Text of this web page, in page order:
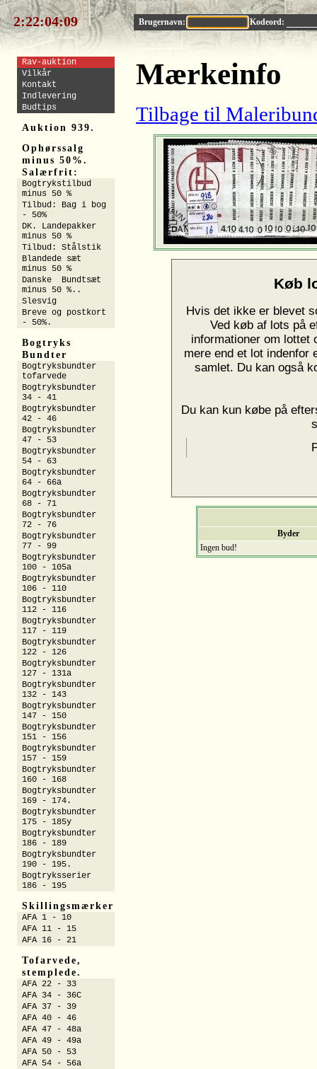
2:22:04:08 Brugernavn: Kodeord:
Mærkeinfo
Tilbage til
Køb
Hvis det ikke er blevet
Ved køb af lots på
informationer om lottet
mere end et lot indenfor
samlet. Du kan også
Du kan kun købe på
Byder
Ingen bud!
Rav-auktion
Vilkår
Kontakt
Indlevering
Budtips
Auktion 939.
Ophørssalg
minus 50%.
Salærfrit:
Bogtrykstilbud
minus 50 %
Tilbud: Bag i bog
- 50%
DK. Landepakker
minus 50 %
Tilbud: Stålstik
Blandede sæt
minus 50 %
Danske Bundtsæt
minus 50 %..
Slesvig
Breve og postkort
- 50%.
Bogtryks
Bundter
Bogtryksbundter
tofarvede
Bogtryksbundter
34 - 41
Bogtryksbundter
42 - 46
Bogtryksbundter
47 - 53
Bogtryksbundter
54 - 63
Bogtryksbundter
64 - 66a
Bogtryksbundter
68 - 71
Bogtryksbundter
72 - 76
Bogtryksbundter
77 - 99
Bogtryksbundter
100 - 105a
Bogtryksbundter
106 - 110
Bogtryksbundter
112 - 116
Bogtryksbundter
117 - 119
Bogtryksbundter
122 - 126
Bogtryksbundter
127 - 131a
Bogtryksbundter
132 - 143
Bogtryksbundter
147 - 150
Bogtryksbundter
151 - 156
Bogtryksbundter
157 - 159
Bogtryksbundter
160 - 168
Bogtryksbundter
169 - 174.
Bogtryksbundter
175 - 185y
Bogtryksbundter
186 - 189
Bogtryksbundter
190 - 195.
Bogtryksserier
186 - 195
Skillingsmærker
AFA 1 - 10
AFA 11 - 15
AFA 16 - 21
Tofarvede,
stemplede.
AFA 22 - 33
AFA 34 - 36C
AFA 37 - 39
AFA 40 - 46
AFA 47 - 48a
AFA 49 - 49a
AFA 50 - 53
AFA 54 - 56a